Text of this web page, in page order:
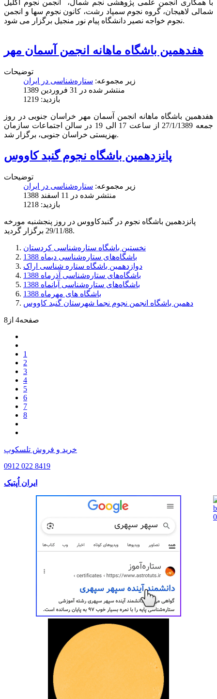
با همکاری انجمن علمی پژوهشی نجم شمال، انجمن نجوم اکلیل
شمالی لاهيجان، گروه نجوم سمپاد رشت، کانون نجوم سها و انجمن
نجوم خواجه نصیر دانشگاه پيام نور منجيل برگزار می شود.
هفدهمین باشگاه ماهانه انجمن آسمان مهر
توضیحات
زیر مجموعه: ستاره‌شناسی در ایران
منتشر شده در 31 فروردين 1389
بازدید: 1219
هفدهمین باشگاه ماهانه انجمن آسمان مهر خراسان جنوبی در روز
جمعه 27/1/1389 از ساعت 17 الی 19 در سالن اجتماعات سازمان
بهزیستی خراسان جنوبی، برگزار شد.
پانزدهمین باشگاه نجوم گنبد کاووس
توضیحات
زیر مجموعه: ستاره‌شناسی در ایران
منتشر شده در 11 اسفند 1388
بازدید: 1218
پانزدهمین باشگاه نجوم در گنبدكاووس در روز پنجشنبه مورخه
29/11/88 برگزار گرديد.
نخستین باشگاه ستاره‌شناسی کردستان
باشگاه‌های ستاره‌شناسی دیماه 1388
دوازدهمین باشگاه ستاره شناسی اراک
باشگاه‌های ستاره‌شناسی آذرماه 1388
باشگاه‌های ستاره‌شناسی آبانماه 1388
باشگاه های مهرماه 1388
دهمین باشگاه انجمن نجوم نجما شهرستان گنبد کاووس
صفحه4 از8
1
2
3
4
5
6
7
8
خرید و فروش تلسکوپ
0912 022 8419
ایران اُپتیک